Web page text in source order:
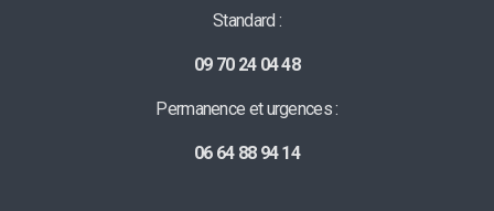
Standard :
09 70 24 04 48
Permanence et urgences :
06 64 88 94 14